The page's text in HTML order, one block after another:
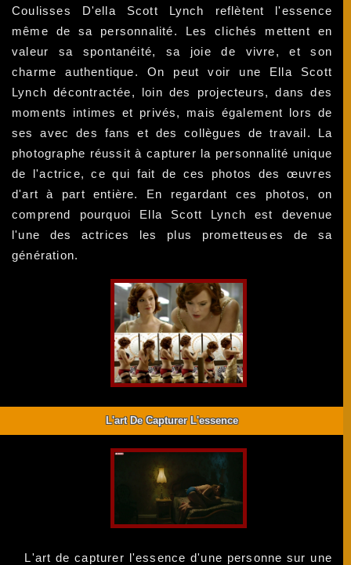
Coulisses D'ella Scott Lynch reflètent l'essence
même de sa personnalité. Les clichés mettent en
valeur sa spontanéité, sa joie de vivre, et son
charme authentique. On peut voir une Ella Scott
Lynch décontractée, loin des projecteurs, dans des
moments intimes et privés, mais également lors de
ses avec des fans et des collègues de travail. La
photographe réussit à capturer la personnalité unique
de l'actrice, ce qui fait de ces photos des œuvres
d'art à part entière. En regardant ces photos, on
comprend pourquoi Ella Scott Lynch est devenue
l'une des actrices les plus prometteuses de sa
génération.
L'art De Capturer L'essence
L'art de capturer l'essence d'une personne sur une